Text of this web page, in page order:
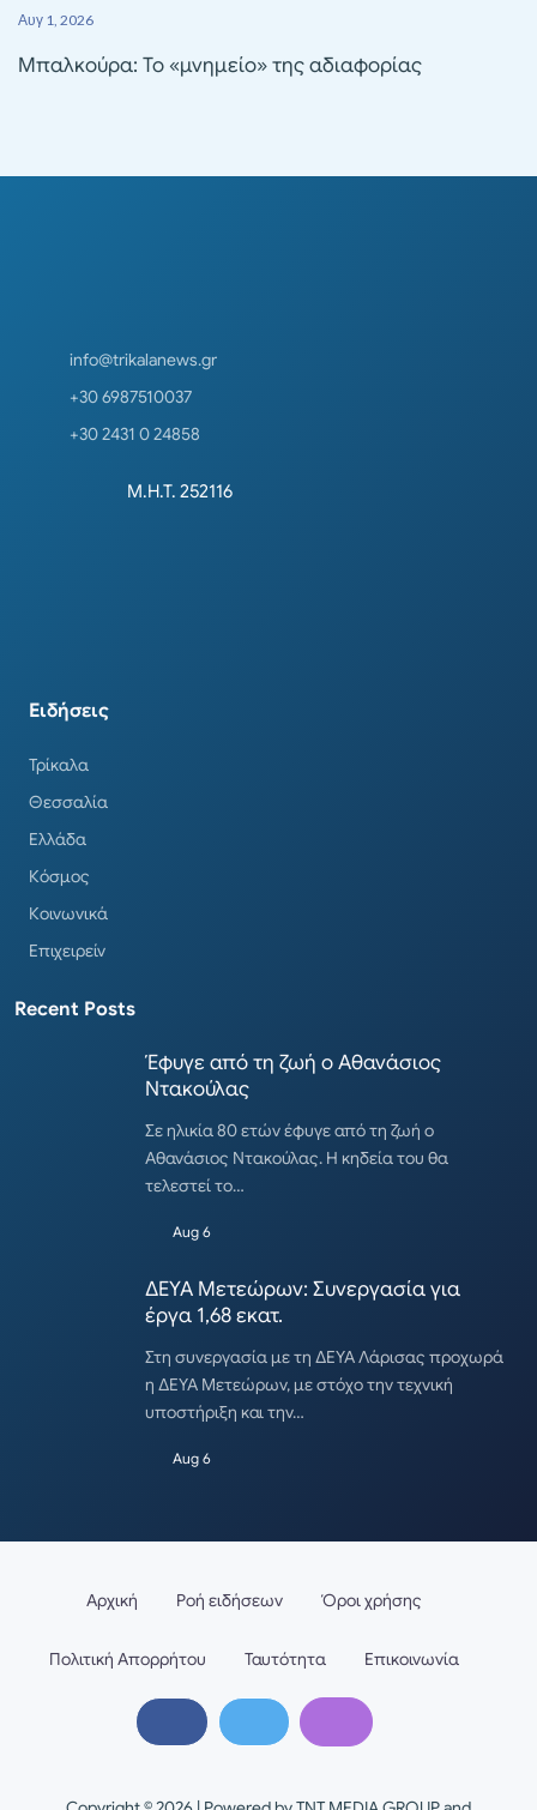
Αυγ 1, 2026
Μπαλκούρα: Το «μνημείο» της αδιαφορίας
info@trikalanews.gr
+30 6987510037
+30 2431 0 24858
Μ.Η.Τ. 252116
Ειδήσεις
Τρίκαλα
Θεσσαλία
Ελλάδα
Κόσμος
Κοινωνικά
Επιχειρείν
Recent Posts
Έφυγε από τη ζωή ο Αθανάσιος
Ντακούλας
Σε ηλικία 80 ετών έφυγε από τη ζωή ο
Αθανάσιος Ντακούλας. Η κηδεία του θα
τελεστεί το…
Aug 6
ΔΕΥΑ Μετεώρων: Συνεργασία για
έργα 1,68 εκατ.
Στη συνεργασία με τη ΔΕΥΑ Λάρισας προχωρά
η ΔΕΥΑ Μετεώρων, με στόχο την τεχνική
υποστήριξη και την…
Aug 6
Αρχική Ροή ειδήσεων Όροι χρήσης
Πολιτική Απορρήτου Ταυτότητα Επικοινωνία